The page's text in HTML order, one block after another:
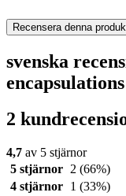
Recensera denna
svenska
2
4,7 av 5 stjärnor
5 stjärnor
2 (66%)
4 stjärnor
1 (33%)